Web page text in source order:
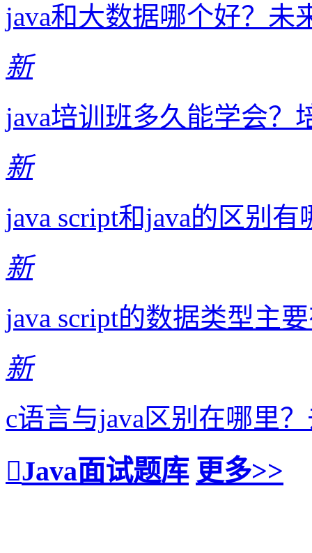
java和大数据哪个好？未
新
java培训班多久能学会？
新
java script和java的区别
新
java script的数据类型主
新
c语言与java区别在哪里
Java面试题库 更多>>